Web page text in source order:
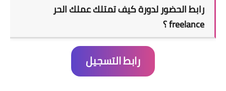
رابطالحضور لدورة كيف تمتلك عملك الحر
freelance ؟
رابط التسجيل